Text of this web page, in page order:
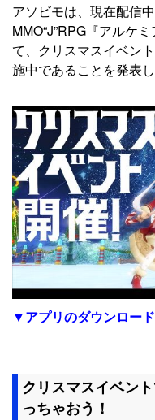
アソビモは、現在配信
MMO“J”RPG『アルケ
て、クリスマスイベン
施中であることを発表し
▼アプリのダウンロー
クリスマスイベン
っちゃおう！